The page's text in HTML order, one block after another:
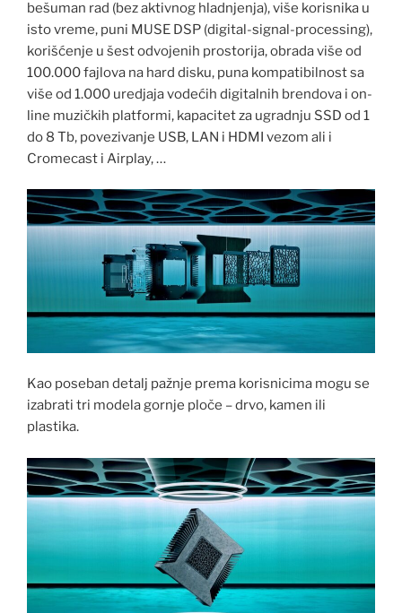
bešuman rad (bez aktivnog hladnjenja), više korisnika u
isto vreme, puni MUSE DSP (digital-signal-processing),
korišćenje u šest odvojenih prostorija, obrada više od
100.000 fajlova na hard disku, puna kompatibilnost sa
više od 1.000 uredjaja vodećih digitalnih brendova i on-
line muzičkih platformi, kapacitet za ugradnju SSD od 1
do 8 Tb, povezivanje USB, LAN i HDMI vezom ali i
Cromecast i Airplay, …
Kao poseban detalj pažnje prema korisnicima mogu se
izabrati tri modela gornje ploče – drvo, kamen ili
plastika.